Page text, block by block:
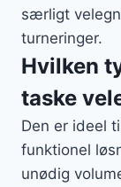
særligt
turneringer.
Hvilken
taske
Den er ideel
funktionel
unødig